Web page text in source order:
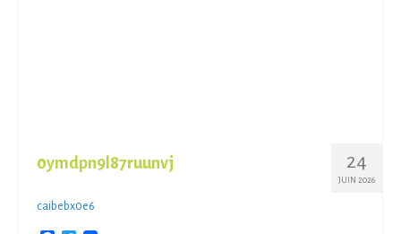
24
JUIN 2026
0ymdpn9l87ruunvj
caibebx0e6